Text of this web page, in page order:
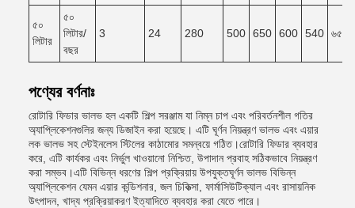
৫০
লিটার
৫০
লিটার/
বছর
3 24 280 500 650 600 540
পণ্যের বর্ণনাঃ
রোটারি ফিডার ভালভ হল একটি শিল্প সরঞ্জাম যা নিম্ন চাপ এবং পরিবর্তনশীল গতির
অ্যাপ্লিকেশনগুলির জন্য ডিজাইন করা হয়েছে। এটি ঘূর্ণন নিয়ন্ত্রণ ভালভ এবং এয়ার
লক ভালভ সহ স্টেইনলেস স্টিলের কাঠামোর সমন্বয়ে গঠিত।রোটারি ফিডার ব্যবহার
করে, এটি কার্যকর এবং নির্ভুল খাওয়ানো নিশ্চিত, উপাদান প্রবাহ সঠিকভাবে নিয়ন্ত্রণ
করা সম্ভব।এটি বিভিন্ন ধরণের শিল্প প্রক্রিয়ায় উপযুক্তঘূর্ণন ভালভ বিভিন্ন
অ্যাপ্লিকেশন যেমন এয়ার কন্ডিশনার, জল চিকিত্সা, ফার্মাসিউটিক্যাল এবং রাসায়নিক
উৎপাদন, খাদ্য প্রক্রিয়াকরণ ইত্যাদিতে ব্যবহার করা যেতে পারে।